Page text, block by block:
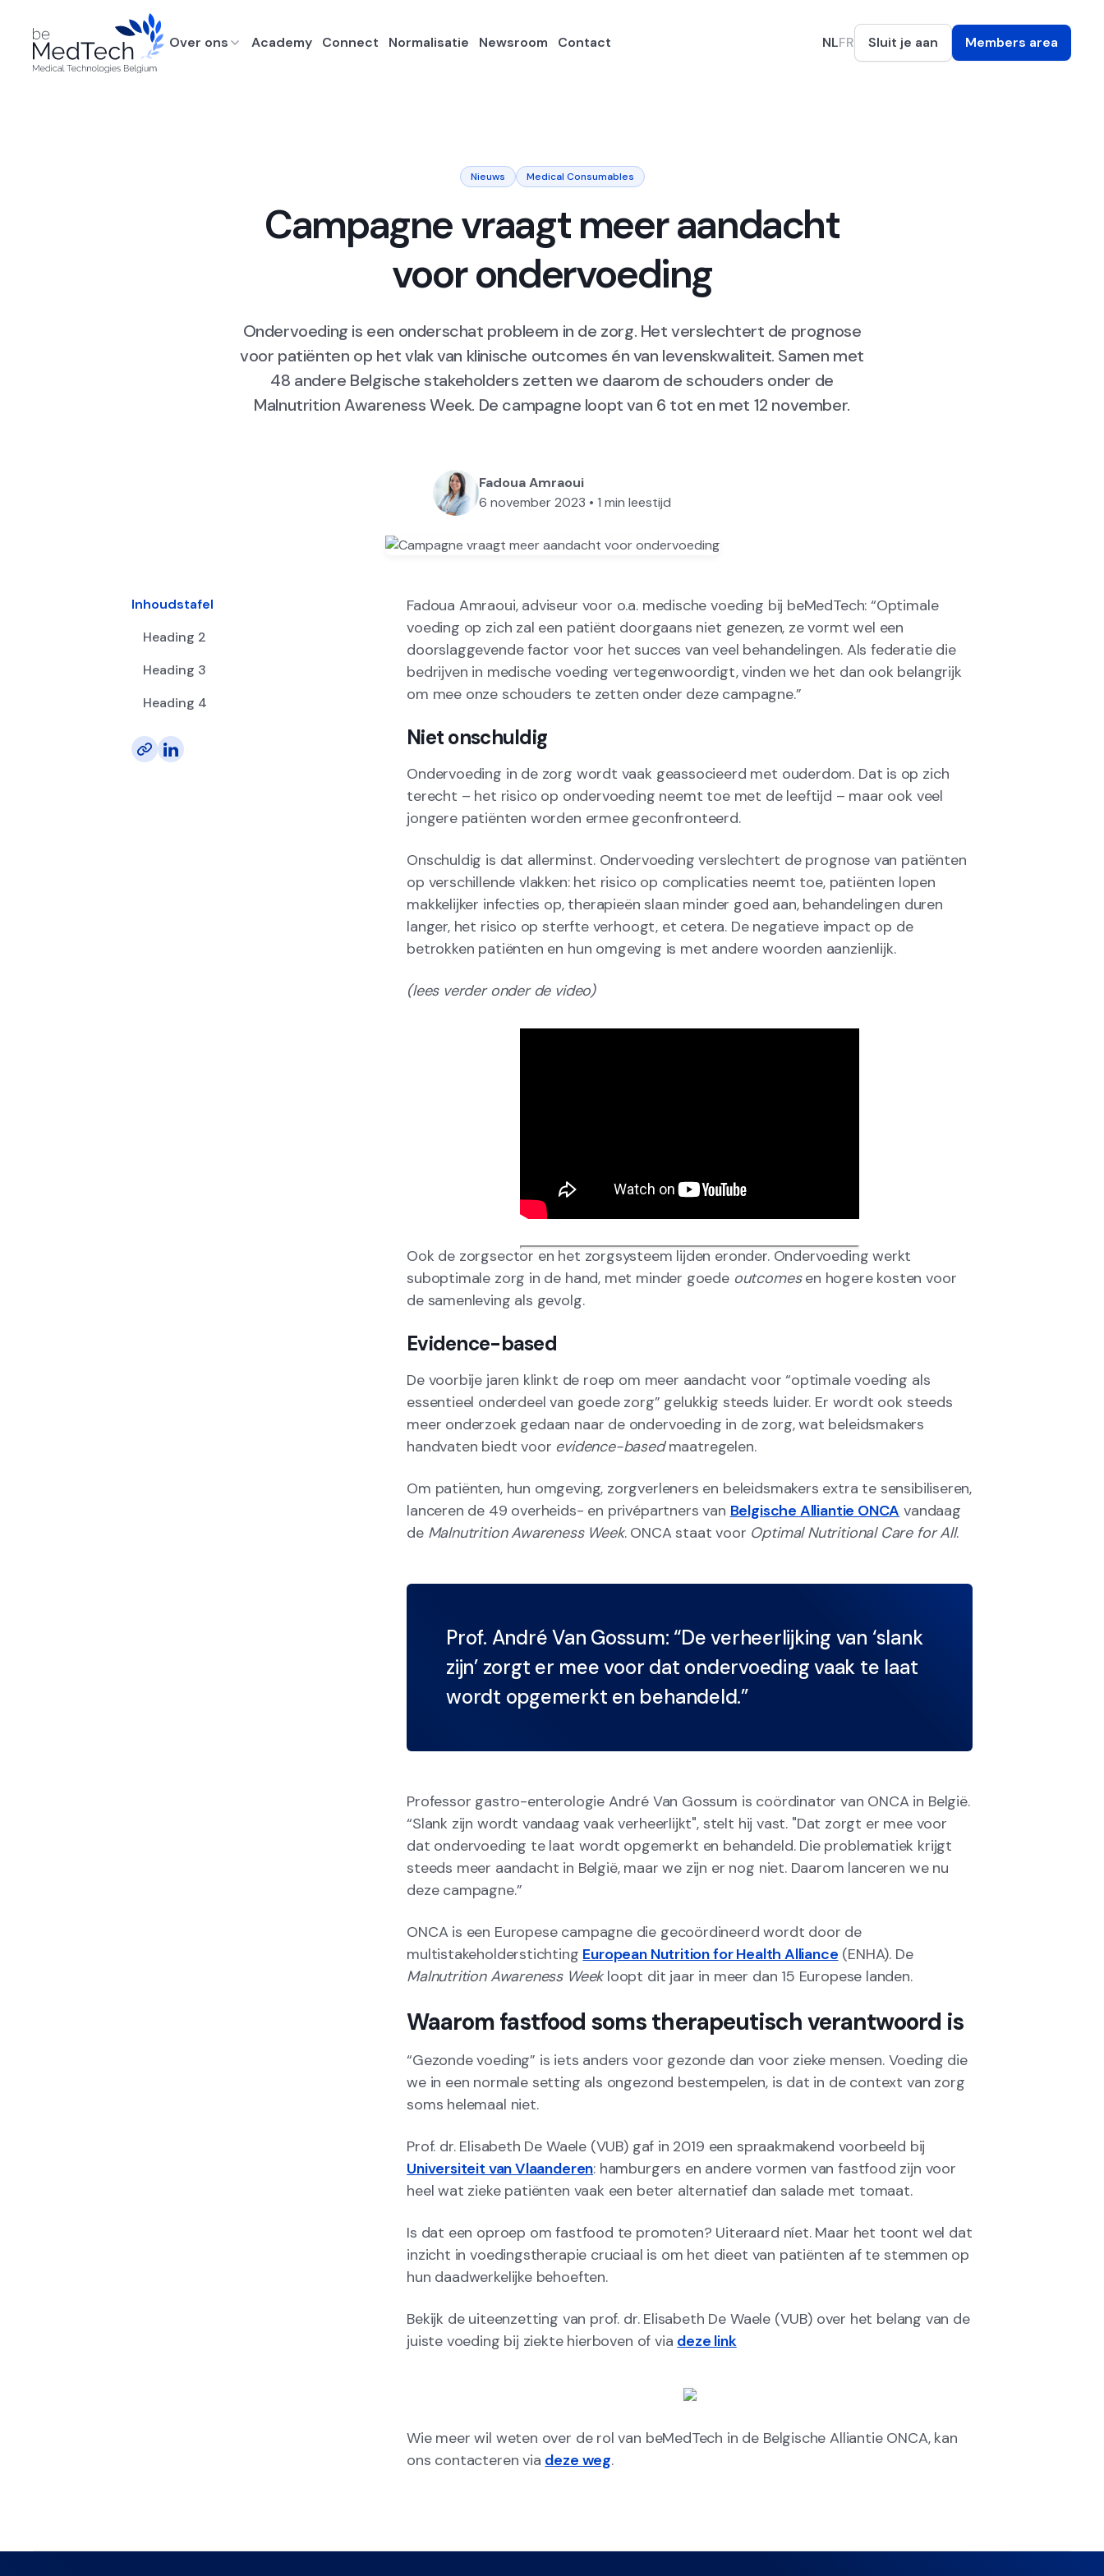
Over ons Academy Connect Normalisatie Newsroom Contact NLFR Sluit je aan Members area
Nieuws Medical Consumables
Campagne vraagt meer aandacht
voor ondervoeding
Ondervoeding is een onderschat probleem in de zorg. Het verslechtert de prognose
voor patiënten op het vlak van klinische outcomes én van levenskwaliteit. Samen met
48 andere Belgische stakeholders zetten we daarom de schouders onder de
Malnutrition Awareness Week. De campagne loopt van 6 tot en met 12 november.
Fadoua Amraoui
6 november 2023 • 1 min leestijd
Inhoudstafel
Heading 2
Heading 3
Heading 4
Fadoua Amraoui, adviseur voor o.a. medische voeding bij beMedTech: “Optimale
voeding op zich zal een patiënt doorgaans niet genezen, ze vormt wel een
doorslaggevende factor voor het succes van veel behandelingen. Als federatie die
bedrijven in medische voeding vertegenwoordigt, vinden we het dan ook belangrijk
om mee onze schouders te zetten onder deze campagne.”
Niet onschuldig
Ondervoeding in de zorg wordt vaak geassocieerd met ouderdom. Dat is op zich
terecht – het risico op ondervoeding neemt toe met de leeftijd – maar ook veel
jongere patiënten worden ermee geconfronteerd.
Onschuldig is dat allerminst. Ondervoeding verslechtert de prognose van patiënten
op verschillende vlakken: het risico op complicaties neemt toe, patiënten lopen
makkelijker infecties op, therapieën slaan minder goed aan, behandelingen duren
langer, het risico op sterfte verhoogt, et cetera. De negatieve impact op de
betrokken patiënten en hun omgeving is met andere woorden aanzienlijk.
(lees verder onder de video)
Ook de zorgsector en het zorgsysteem lijden eronder. Ondervoeding werkt
suboptimale zorg in de hand, met minder goede outcomesen hogere kosten voor
de samenleving als gevolg.
Evidence-based
De voorbije jaren klinkt de roep om meer aandacht voor “optimale voeding als
essentieel onderdeel van goede zorg” gelukkig steeds luider. Er wordt ook steeds
meer onderzoek gedaan naar de ondervoeding in de zorg, wat beleidsmakers
handvaten biedt voor evidence-basedmaatregelen.
Om patiënten, hun omgeving, zorgverleners en beleidsmakers extra te sensibiliseren,
lanceren de 49 overheids- en privépartners van Belgische Alliantie ONCA vandaag
de Malnutrition Awareness Week. ONCA staat voor Optimal Nutritional Care for All.
Prof. André Van Gossum: “De verheerlijking van ‘slank
zijn’ zorgt er mee voor dat ondervoeding vaak te laat
wordt opgemerkt en behandeld.”
Professor gastro-enterologie André Van Gossum is coördinator van ONCA in België.
“Slank zijn wordt vandaag vaak verheerlijkt", stelt hij vast. "Dat zorgt er mee voor
dat ondervoeding te laat wordt opgemerkt en behandeld. Die problematiek krijgt
steeds meer aandacht in België, maar we zijn er nog niet. Daarom lanceren we nu
deze campagne.”
ONCA is een Europese campagne die gecoördineerd wordt door de
multistakeholderstichting European Nutrition for Health Alliance (ENHA). De
Malnutrition Awareness Weekloopt dit jaar in meer dan 15 Europese landen.
Waarom fastfood soms therapeutisch verantwoord is
“Gezonde voeding” is iets anders voor gezonde dan voor zieke mensen. Voeding die
we in een normale setting als ongezond bestempelen, is dat in de context van zorg
soms helemaal niet.
Prof. dr. Elisabeth De Waele (VUB) gaf in 2019 een spraakmakend voorbeeld bij
Universiteit van Vlaanderen: hamburgers en andere vormen van fastfood zijn voor
heel wat zieke patiënten vaak een beter alternatief dan salade met tomaat.
Is dat een oproep om fastfood te promoten? Uiteraard níet. Maar het toont wel dat
inzicht in voedingstherapie cruciaal is om het dieet van patiënten af te stemmen op
hun daadwerkelijke behoeften.
Bekijk de uiteenzetting van prof. dr. Elisabeth De Waele (VUB) over het belang van de
juiste voeding bij ziekte hierboven of via deze link
Wie meer wil weten over de rol van beMedTech in de Belgische Alliantie ONCA, kan
ons contacteren via deze weg.